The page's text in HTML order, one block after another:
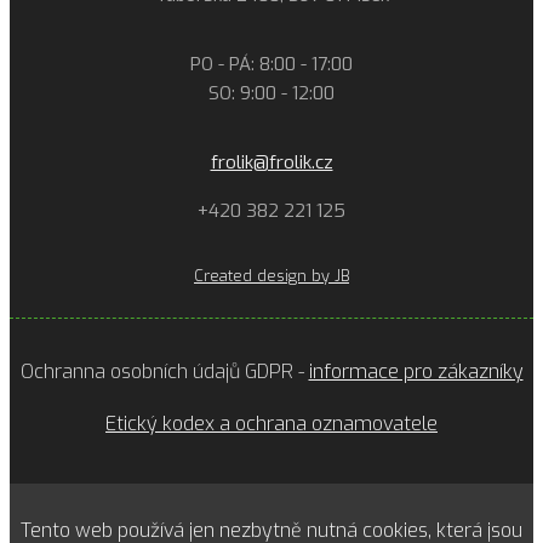
PO - PÁ: 8:00 - 17:00
SO: 9:00 - 12:00
frolik@frolik.cz
+420 382 221 125
Created design by JB
Ochranna osobních údajů GDPR - informace pro zákazníky
Etický kodex a ochrana oznamovatele
Tento web používá jen nezbytně nutná cookies, která jsou